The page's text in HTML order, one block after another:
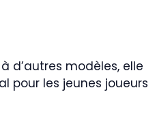
d’autres modèles, elle
pour les jeunes joueurs